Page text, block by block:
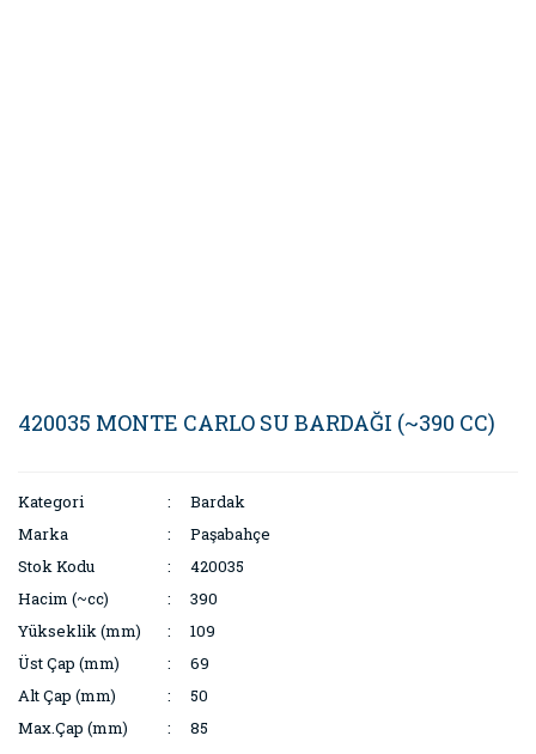
420035 MONTE CARLO SU BARDAĞI (~390 CC)
Kategori
Bardak
Marka
Paşabahçe
Stok Kodu
420035
Hacim (~cc)
390
Yükseklik (mm)
109
Üst Çap (mm)
69
Alt Çap (mm)
50
Max.Çap (mm)
85